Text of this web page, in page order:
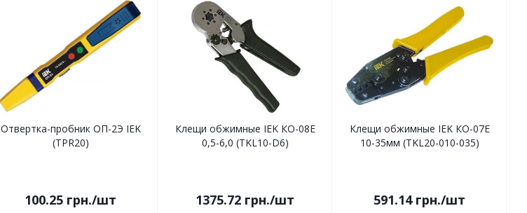
Отвертка-пробник ОП-2Э IEK
(TPR20)
100.25 грн./шт
Клещи обжимные IEK КО-08Е
0,5-6,0 (TKL10-D6)
1375.72 грн./шт
Клещи обжимные IEK КО-07Е
10-35мм (TKL20-010-035)
591.14грн./шт